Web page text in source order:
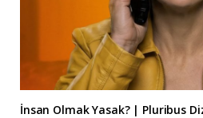
İnsan Olmak Yasak? | Pluribus